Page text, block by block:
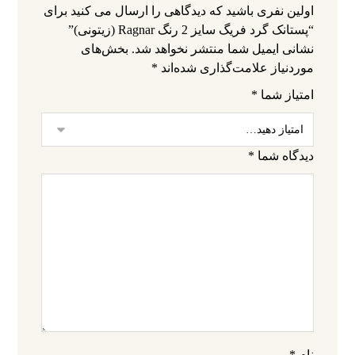
اولین نفری باشید که دیدگاهی را ارسال می کنید برای
“پستانک گرد فریگ سایز 2 رنگ Ragnar (زیتونی)”
نشانی ایمیل شما منتشر نخواهد شد. بخش‌های
موردنیاز علامت‌گذاری شده‌اند *
امتیاز شما *
دیدگاه شما *